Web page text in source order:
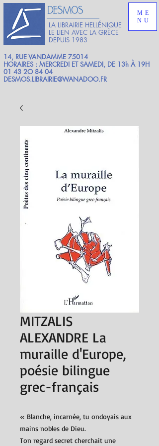
LA LIBRAIRIE HELLÉNIQUE
LE LIEN AVEC LA GRÈCE
DEPUIS 1983
ME
NU
14, RUE VANDAMME 75014
HORAIRES : MERCREDI ET SAMEDI, DE 13h À 19H
01 43 2O 84 04
DESMOS.LIBRAIRIE@WANADOO.FR
MITZALIS
ALEXANDRE La
muraille d'Europe,
poésie bilingue
grec-français
« Blanche, incarnée, tu ondoyais aux
mains nobles de Dieu.
Ton regard secret cherchait une